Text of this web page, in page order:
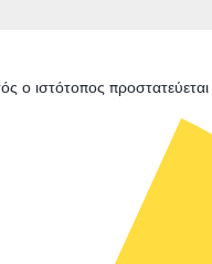
ο ιστότοπος